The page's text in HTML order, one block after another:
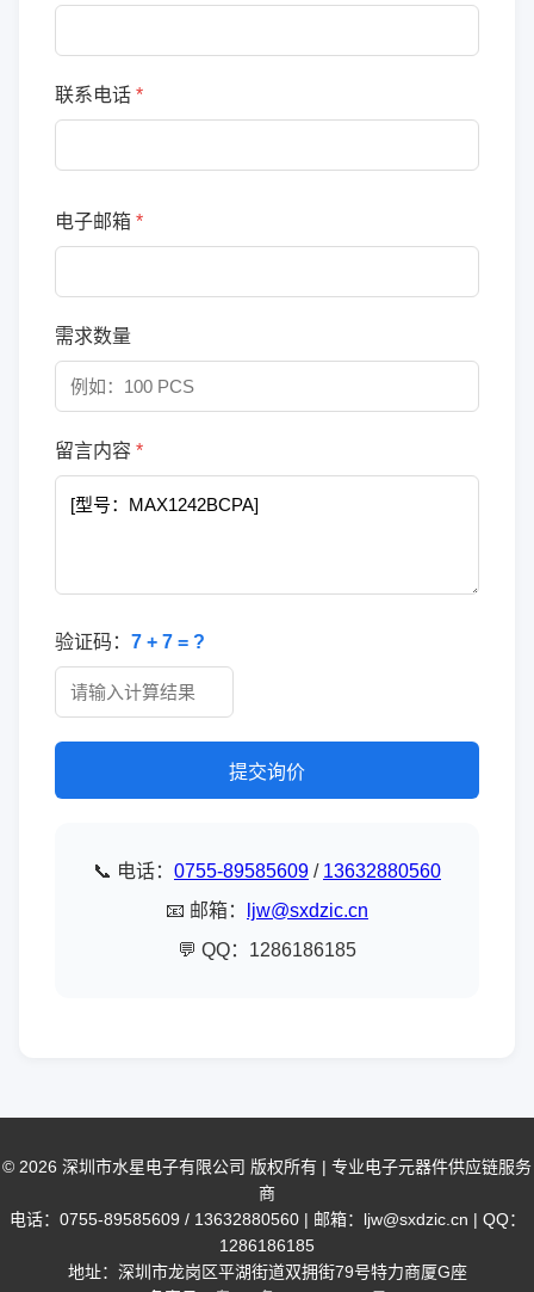
联系电话 *
电子邮箱 *
需求数量
留言内容 *
验证码： 7 + 7 = ?
提交询价
📞 电话： 0755-89585609 / 13632880560
📧 邮箱：
ljw@sxdzic.cn
💬 QQ：1286186185
© 2026 深圳市水星电子有限公司 版权所有 | 专业电子元器件供应链服务
商
电话：0755-89585609 / 13632880560 | 邮箱：ljw@sxdzic.cn | QQ：
1286186185
地址：深圳市龙岗区平湖街道双拥街79号特力商厦G座